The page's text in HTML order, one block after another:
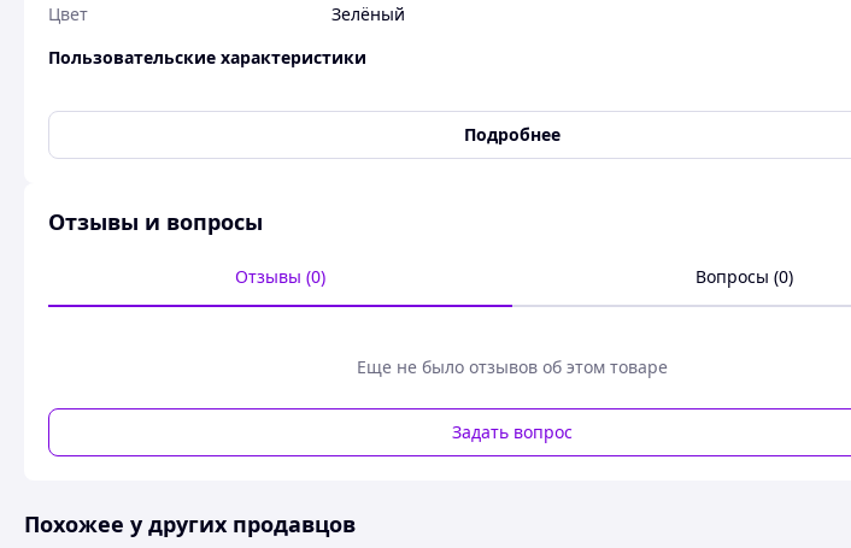
Цвет
Зелёный
Пользовательские характеристики
Эко-стиль без труда: Декоративная плитка из скандинавского мха (ягеля) для
уникального интерьера
Подробнее
Отзывы и вопросы
Отзывы (0) Вопросы (0)
Еще не было отзывов об этом товаре
Задать вопрос
Похожее у других продавцов